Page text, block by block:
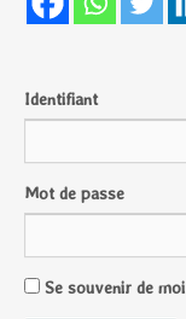
Identifiant
Mot de passe
Se souvenir de moi